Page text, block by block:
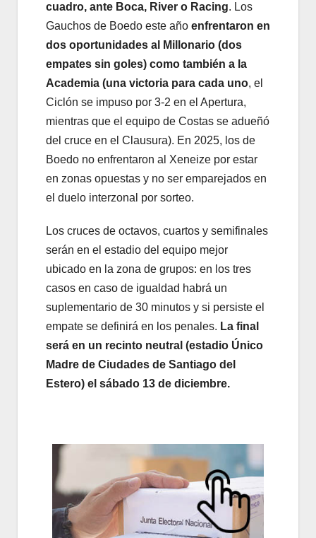
cuadro, ante Boca, River o Racing. Los
Gauchos de Boedo este año enfrentaron en
dos oportunidades al Millonario (dos
empates sin goles) como también a la
Academia (una victoria para cada uno, el
Ciclón se impuso por 3-2 en el Apertura,
mientras que el equipo de Costas se adueñó
del cruce en el Clausura). En 2025, los de
Boedo no enfrentaron al Xeneize por estar
en zonas opuestas y no ser emparejados en
el duelo interzonal por sorteo.
Los cruces de octavos, cuartos y semifinales
serán en el estadio del equipo mejor
ubicado en la zona de grupos: en los tres
casos en caso de igualdad habrá un
suplementario de 30 minutos y si persiste el
empate se definirá en los penales. La final
será en un recinto neutral (estadio Único
Madre de Ciudades de Santiago del
Estero) el sábado 13 de diciembre.